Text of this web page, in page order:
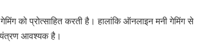
को प्रोत्साहित करती है। हालांकि ऑनलाइन मनी गेमिंग से
आवश्यक है।